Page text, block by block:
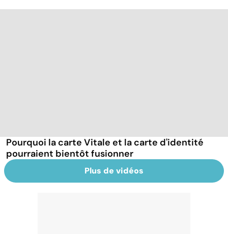
Pourquoi la carte Vitale et la carte d'identité
pourraient bientôt fusionner
Plus de vidéos